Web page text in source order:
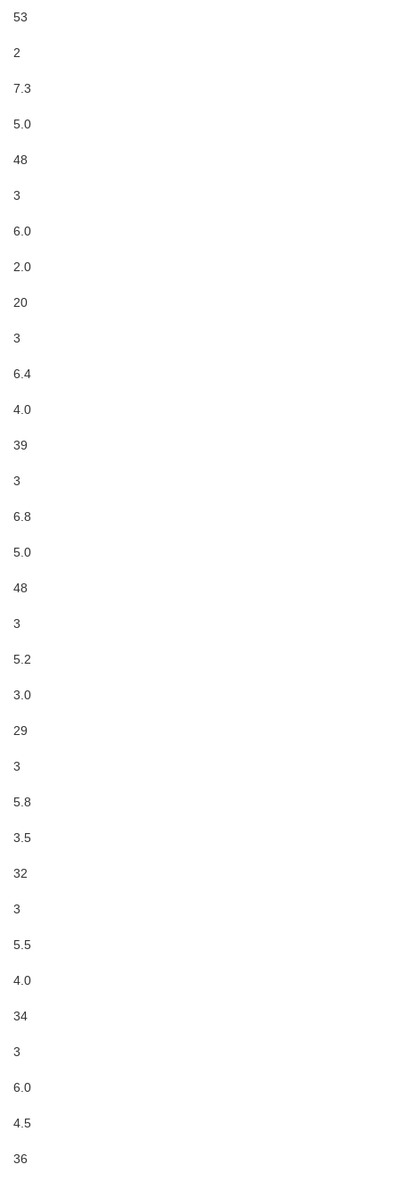
53
2
7.3
5.0
48
3
6.0
2.0
20
3
6.4
4.0
39
3
6.8
5.0
48
3
5.2
3.0
29
3
5.8
3.5
32
3
5.5
4.0
34
3
6.0
4.5
36